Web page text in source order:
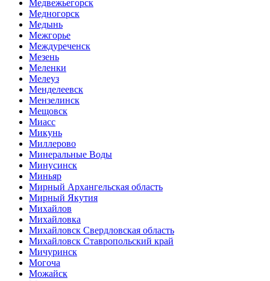
Медвежьегорск
Медногорск
Медынь
Межгорье
Междуреченск
Мезень
Меленки
Мелеуз
Менделеевск
Мензелинск
Мещовск
Миасс
Микунь
Миллерово
Минеральные Воды
Минусинск
Миньяр
Мирный Архангельская область
Мирный Якутия
Михайлов
Михайловка
Михайловск Свердловская область
Михайловск Ставропольский край
Мичуринск
Могоча
Можайск